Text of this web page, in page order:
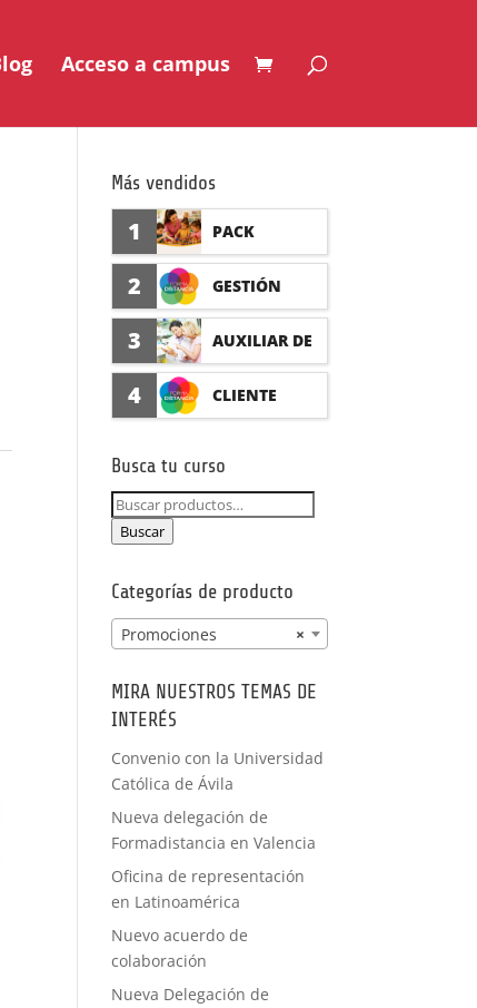
Acceso a campus
Más vendidos
1 PACK
AUXILIAR DE
GUARDERÍA
CON
2 GESTIÓN
SEGURO DE
ACCIDENTES
(PRÁCTICAS
FORMATIVAS)
3 AUXILIAR DE
FARMACIA Y
IA CON
PRÁCTICAS
4 CLIENTE
Busca tu curso
Buscar
por:
Buscar
Categorías de producto
×
Promociones
MIRA NUESTROS TEMAS DE
INTERÉS
Convenio con la Universidad
Católica de Ávila
Nueva delegación de
Formadistancia en Valencia
Oficina de representación
en Latinoamérica
Nuevo acuerdo de
colaboración
Nueva Delegación de